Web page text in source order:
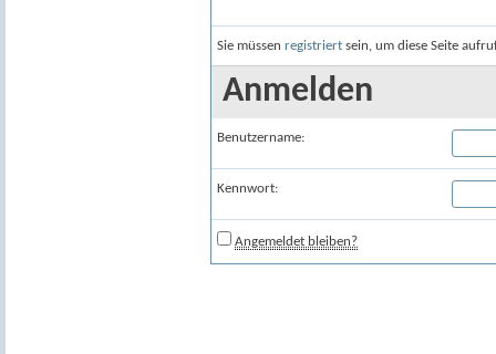
Sie müssen registriert sein, um diese Seite
Anmelden
Benutzername:
Kennwort:
Angemeldet bleiben?